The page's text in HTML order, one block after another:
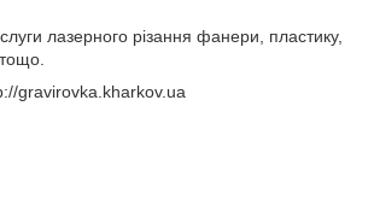
лазерного різання фанери, пластику,
gravirovka.kharkov.ua